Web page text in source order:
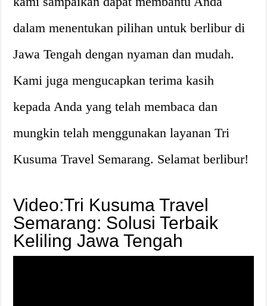
dalam menentukan pilihan untuk berlibur di
Jawa Tengah dengan nyaman dan mudah.
Kami juga mengucapkan terima kasih
kepada Anda yang telah membaca dan
mungkin telah menggunakan layanan Tri
Kusuma Travel Semarang. Selamat berlibur!
Video:Tri Kusuma Travel
Semarang: Solusi Terbaik
Keliling Jawa Tengah